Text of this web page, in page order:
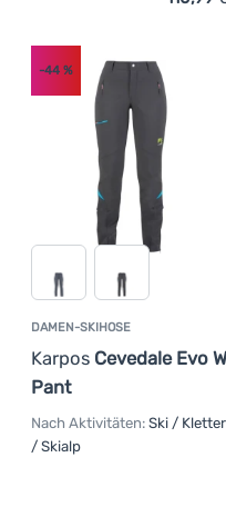
DAMEN-SKIHOSE
Karpos Cevedale Evo W
Pant
-44 %
Nach Aktivitäten: Ski / Kletter
/ Skialp